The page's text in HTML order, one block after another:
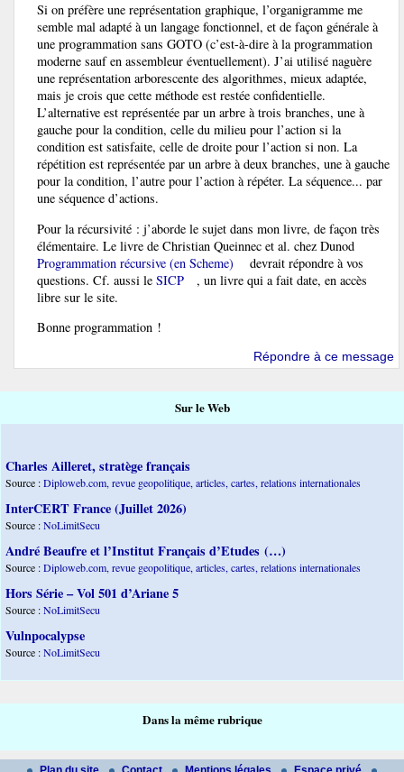
Si on préfère une représentation graphique, l’organigramme me
semble mal adapté à un langage fonctionnel, et de façon générale à
une programmation sans GOTO (c’est-à-dire à la programmation
moderne sauf en assembleur éventuellement). J’ai utilisé naguère
une représentation arborescente des algorithmes, mieux adaptée,
mais je crois que cette méthode est restée confidentielle.
L’alternative est représentée par un arbre à trois branches, une à
gauche pour la condition, celle du milieu pour l’action si la
condition est satisfaite, celle de droite pour l’action si non. La
répétition est représentée par un arbre à deux branches, une à gauche
pour la condition, l’autre pour l’action à répéter. La séquence... par
une séquence d’actions.
Pour la récursivité : j’aborde le sujet dans mon livre, de façon très
élémentaire. Le livre de Christian Queinnec et al. chez Dunod
Programmation récursive (en Scheme)
devrait répondre à vos
questions. Cf. aussi le SICP
, un livre qui a fait date, en accès
libre sur le site.
Bonne programmation !
Répondre à ce message
Sur le Web
Charles Ailleret, stratège français
Source :Diploweb.com, revue geopolitique, articles, cartes, relations internationales
InterCERT France (Juillet 2026)
Source :NoLimitSecu
André Beaufre et l’Institut Français d’Etudes (…)
Source :Diploweb.com, revue geopolitique, articles, cartes, relations internationales
Hors Série – Vol 501 d’Ariane 5
Source :NoLimitSecu
Vulnpocalypse
Source :NoLimitSecu
Dans la même rubrique